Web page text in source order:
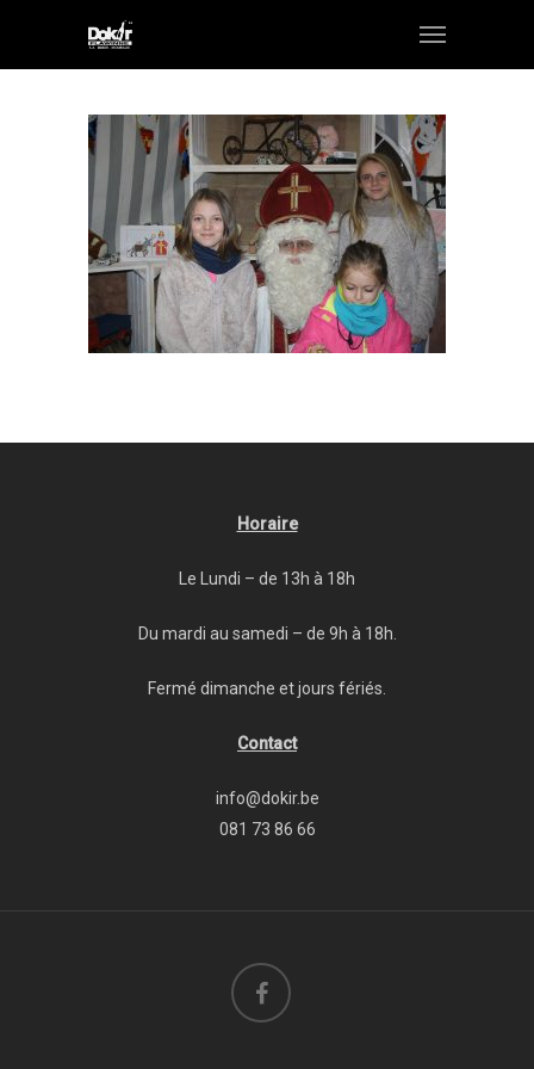
Horaire
Le Lundi – de 13h à 18h
Du mardi au samedi – de 9h à 18h.
Fermé dimanche et jours fériés.
Contact
info@dokir.be
081 73 86 66